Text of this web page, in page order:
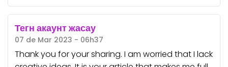
Тегн акаунт жасау
07 de Mar 2023 - 06h37
Thank you for your sharing. I am worried that I lack